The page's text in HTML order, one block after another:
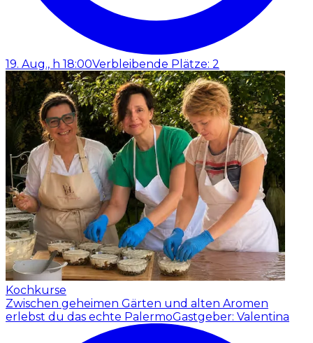
19. Aug., h 18:00Verbleibende Plätze: 2
Kochkurse
Zwischen geheimen Gärten und alten Aromen
erlebst du das echte PalermoGastgeber: Valentina